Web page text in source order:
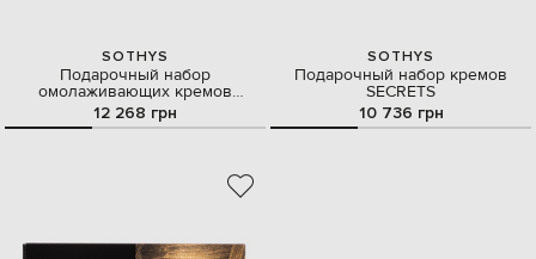
SOTHYS
Подарочный набор
омолаживающих кремов
SECRETS для лица 50 мл и
контура глаз и губ 15 мл
12 268 грн
SOTHYS
Подарочный набор кремов
SECRETS
10 736 грн